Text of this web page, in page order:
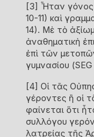
[3] Ἦταν γόνος
10-11) καὶ
14). Μὲ τὸ
ἀναθηματικὴ
ἐπὶ τῶν
γυμνασίου
[4] Οἱ τᾶς
γέροντες ἢ οἱ
φαίνεται ὅτι
συλλόγου
λατρείας τῆς